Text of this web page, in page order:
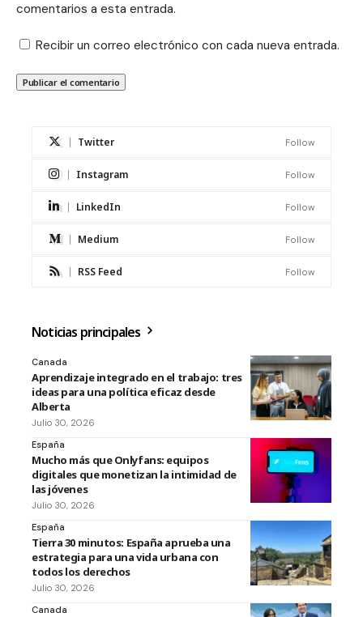
comentarios a esta entrada.
Recibir un correo electrónico con cada nueva entrada.
Twitter Follow
Instagram Follow
LinkedIn Follow
Medium Follow
RSS Feed Follow
Noticias principales
Canada
Aprendizaje integrado en el trabajo: tres
ideas para una política eficaz desde
Alberta
Julio 30, 2026
España
Mucho más que Onlyfans: equipos
digitales que monetizan la intimidad de
las jóvenes
Julio 30, 2026
España
Tierra 30 minutos: España aprueba una
estrategia para una vida urbana con
todos los derechos
Julio 30, 2026
Canada